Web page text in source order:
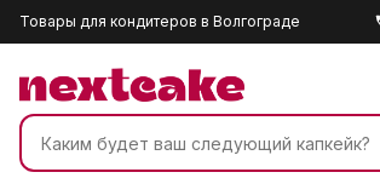
Товары для кондитеров в Волгограде